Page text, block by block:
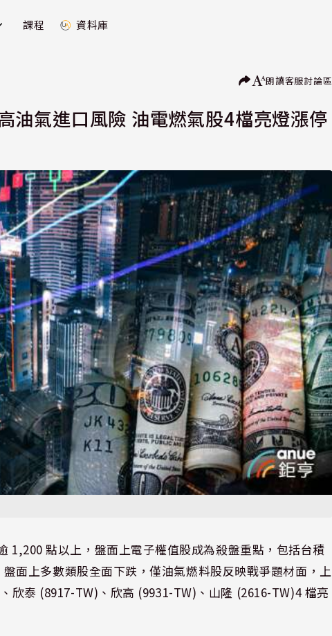
課程 資料庫
朗讀客服討論區
油氣進口風險 油電燃氣股4檔亮燈漲停
1,200 點以上，盤面上電子權值股成為殺盤重點，包括台積
面上多數類股全面下跌，僅油氣燃料股反映戰爭題材面，上
欣泰 (8917-TW)、欣高 (9931-TW)、山隆 (2616-TW)4 檔亮